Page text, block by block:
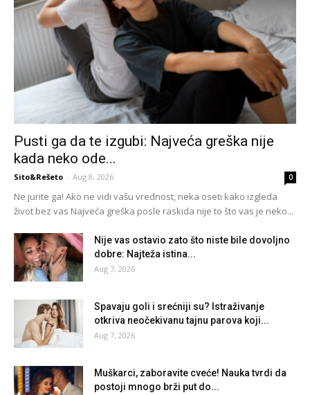
Pusti ga da te izgubi: Najveća greška nije
kada neko ode...
Sito&Rešeto - Aug 8, 2026 0
Ne jurite ga! Ako ne vidi vašu vrednost, neka oseti kako izgleda
život bez vas Najveća greška posle raskida nije to što vas je neko...
Nije vas ostavio zato što niste bile dovoljno
dobre: Najteža istina...
Aug 7, 2026
Spavaju goli i srećniji su? Istraživanje
otkriva neočekivanu tajnu parova koji...
Aug 7, 2026
Muškarci, zaboravite cveće! Nauka tvrdi da
postoji mnogo brži put do...